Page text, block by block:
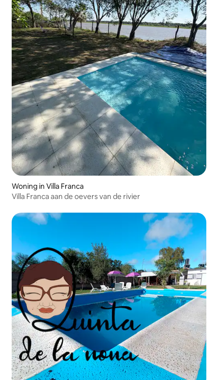
Woning in Villa Franca
Villa Franca aan de oevers van de rivier